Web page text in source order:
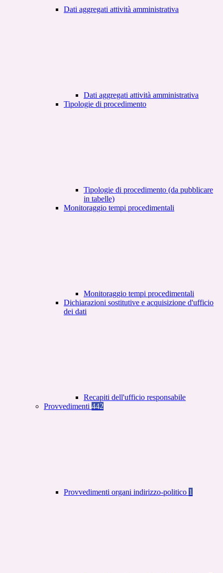
Dati aggregati attività amministrativa
Dati aggregati attività amministrativa
Tipologie di procedimento
Tipologie di procedimento (da pubblicare
in tabelle)
Monitoraggio tempi procedimentali
Monitoraggio tempi procedimentali
Dichiarazioni sostitutive e acquisizione d'ufficio
dei dati
Recapiti dell'ufficio responsabile
Provvedimenti 442
Provvedimenti organi indirizzo-politico 1